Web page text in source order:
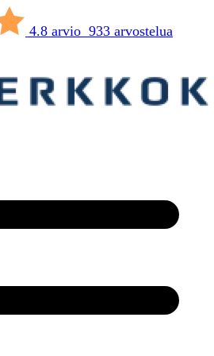
4.8 arvio 933 arvostelua